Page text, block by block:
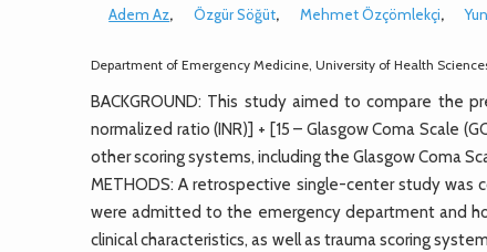
Adem Az, Özgür Söğüt, Mehmet Özçömlekçi,
Department of Emergency Medicine, University of Health
BACKGROUND: This study aimed to compare the
normalized ratio (INR)] + [15 – Glasgow Coma Scale
other scoring systems, including the Glasgow Coma
METHODS: A retrospective single-center study was
were admitted to the emergency department and
clinical characteristics, as well as trauma scoring